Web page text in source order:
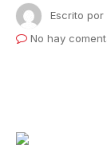
Escrito por
No hay